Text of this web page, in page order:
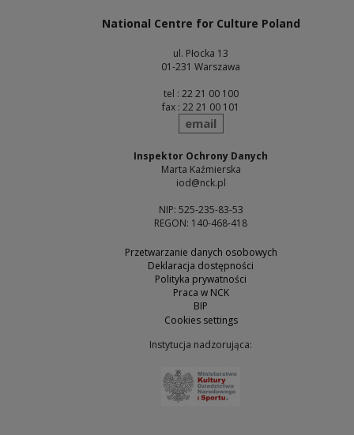
National Centre for Culture Poland
ul. Płocka 13
01-231 Warszawa
tel : 22 21 00 100
fax : 22 21 00 101
send
email
Inspektor Ochrony Danych
Marta Kaźmierska
iod@nck.pl
NIP: 525-235-83-53
REGON: 140-468-418
Przetwarzanie danych osobowych
Deklaracja dostępności
Polityka prywatności
Praca w NCK
BIP
Cookies settings
Instytucja nadzorująca: